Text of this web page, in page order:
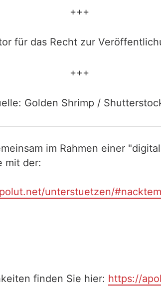
+++
für das Recht zur
+++
Golden Shrimp /
im Rahmen einer
mit der:
unterstuetzen/
finden Sie hier: https://